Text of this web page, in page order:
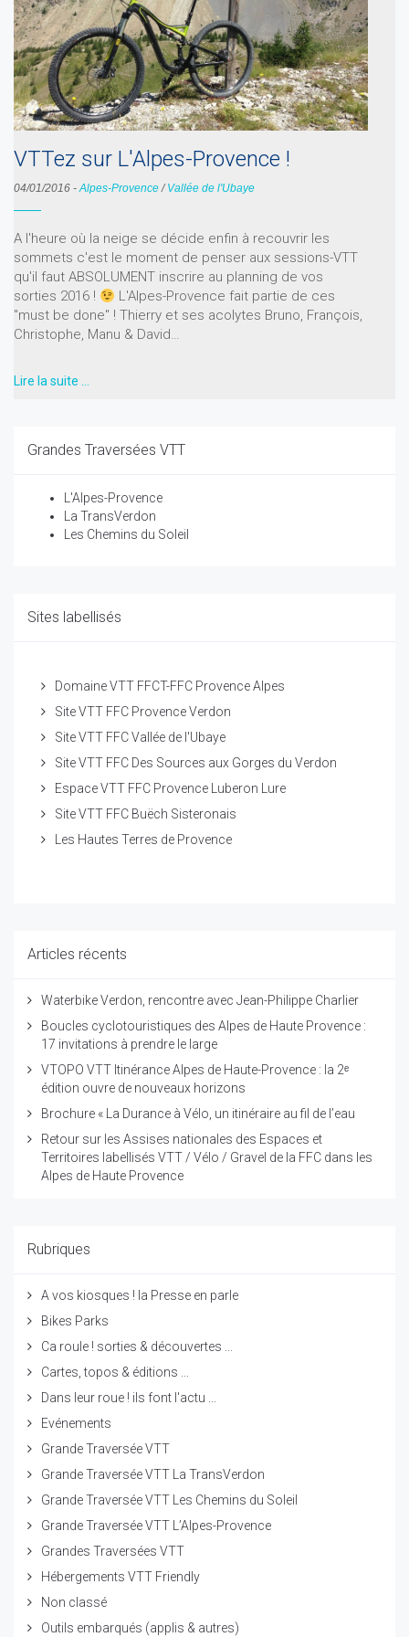
VTTez sur L'Alpes-Provence !
04/01/2016 -Alpes-Provence/ Vallée de l'Ubaye
A l'heure où la neige se décide enfin à recouvrir les
sommets c'est le moment de penser aux sessions-VTT
qu'il faut ABSOLUMENT inscrire au planning de vos
sorties 2016 !
L'Alpes-Provence fait partie de ces
"must be done" ! Thierry et ses acolytes Bruno, François,
Christophe, Manu & David…
Lire la suite …
Grandes Traversées VTT
L'Alpes-Provence
La TransVerdon
Les Chemins du Soleil
Sites labellisés
Domaine VTT FFCT-FFC Provence Alpes
Site VTT FFC Provence Verdon
Site VTT FFC Vallée de l'Ubaye
Site VTT FFC Des Sources aux Gorges du Verdon
Espace VTT FFC Provence Luberon Lure
Site VTT FFC Buëch Sisteronais
Les Hautes Terres de Provence
Articles récents
Waterbike Verdon, rencontre avec Jean-Philippe Charlier
Boucles cyclotouristiques des Alpes de Haute Provence :
17 invitations à prendre le large
VTOPO VTT Itinérance Alpes de Haute-Provence : la 2ᵉ
édition ouvre de nouveaux horizons
Brochure « La Durance à Vélo, un itinéraire au fil de l’eau
Retour sur les Assises nationales des Espaces et
Territoires labellisés VTT / Vélo / Gravel de la FFC dans les
Alpes de Haute Provence
Rubriques
A vos kiosques ! la Presse en parle
Bikes Parks
Ca roule ! sorties & découvertes ...
Cartes, topos & éditions ...
Dans leur roue ! ils font l'actu ...
Evénements
Grande Traversée VTT
Grande Traversée VTT La TransVerdon
Grande Traversée VTT Les Chemins du Soleil
Grande Traversée VTT L’Alpes-Provence
Grandes Traversées VTT
Hébergements VTT Friendly
Non classé
Outils embarqués (applis & autres)